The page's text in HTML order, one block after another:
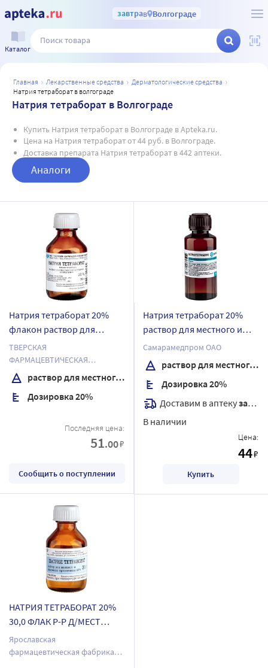
завтрав Волгограде
Каталог
главная лекарственные средства
дерматологические средства
натрия тетраборат в волгограде
Натрия тетраборат в Волгограде
Купить Натрия тетраборат в Волгограде в Apteka.ru.
Цена на Натрия тетраборат от 44 руб. в Волгограде.
Доставка препарата Натрия тетраборат в 442 аптеки.
Аналоги
Натрия тетраборат 20%
флакон раствор для
местного и наружного
применения 30 гр
ТВЕРСКАЯ
ФАРМАЦЕВТИЧЕСКАЯ
ФАБРИКА ОАО
раствор для местного и наружного применения
Дозировка 20%
Последняя цена:
51.00₽
Сообщить о поступлении
Натрия тетраборат 20%
раствор для местного и
наружного применения 30
гр флакон
Самарамедпром ОАО
раствор для местного и наружного применения
Дозировка 20%
Доставим в аптекузавтра
В наличии
Цена:
44₽
Купить
НАТРИЯ ТЕТРАБОРАТ 20%
30,0 ФЛАК Р-Р Д/МЕСТ
ПРИМ/ЯРОСЛАВСКАЯ ФФ/
Ярославская
фармацевтическая фабрика